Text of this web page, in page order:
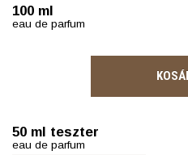
100 ml
eau de parfum
50 ml teszter
eau de parfum